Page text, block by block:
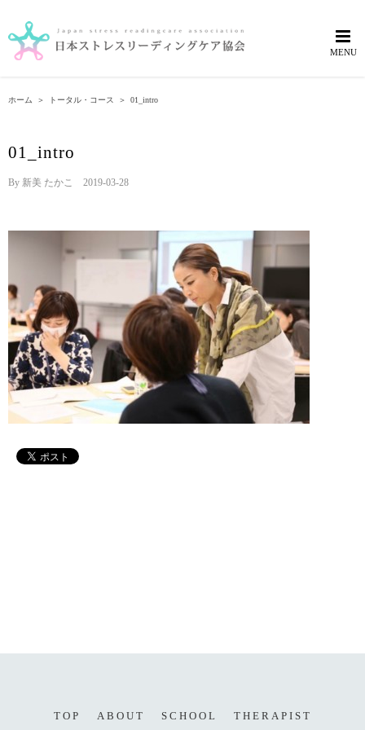
content
ホーム ＞ トータル・コース ＞ 01_intro
01_intro
By 新美 たかこ 2019-03-28
TOP ABOUT SCHOOL THERAPIST